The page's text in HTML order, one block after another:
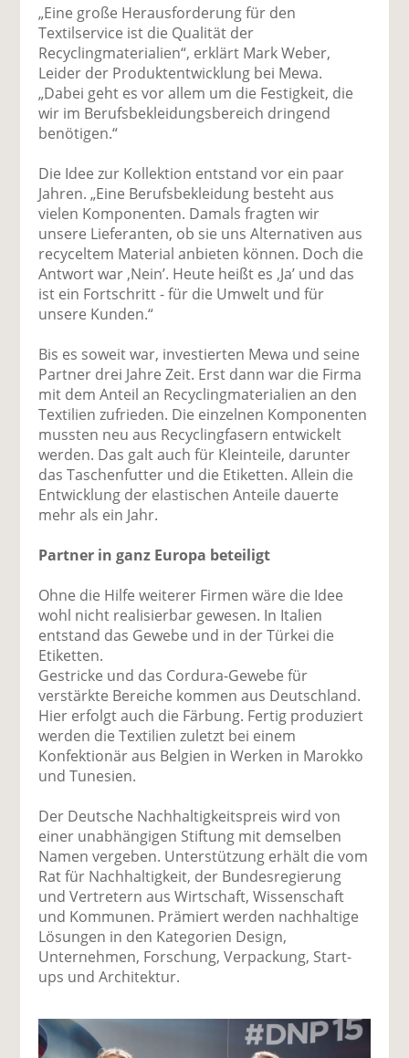
„Eine große Herausforderung für den
Textilservice ist die Qualität der
Recyclingmaterialien“, erklärt Mark Weber,
Leider der Produktentwicklung bei Mewa.
„Dabei geht es vor allem um die Festigkeit, die
wir im Berufsbekleidungsbereich dringend
benötigen.“
Die Idee zur Kollektion entstand vor ein paar
Jahren. „Eine Berufsbekleidung besteht aus
vielen Komponenten. Damals fragten wir
unsere Lieferanten, ob sie uns Alternativen aus
recyceltem Material anbieten können. Doch die
Antwort war ,Nein’. Heute heißt es ,Ja’ und das
ist ein Fortschritt - für die Umwelt und für
unsere Kunden.“
Bis es soweit war, investierten Mewa und seine
Partner drei Jahre Zeit. Erst dann war die Firma
mit dem Anteil an Recyclingmaterialien an den
Textilien zufrieden. Die einzelnen Komponenten
mussten neu aus Recyclingfasern entwickelt
werden. Das galt auch für Kleinteile, darunter
das Taschenfutter und die Etiketten. Allein die
Entwicklung der elastischen Anteile dauerte
mehr als ein Jahr.
Partner in ganz Europa beteiligt
Ohne die Hilfe weiterer Firmen wäre die Idee
wohl nicht realisierbar gewesen. In Italien
entstand das Gewebe und in der Türkei die
Etiketten.
Gestricke und das Cordura-Gewebe für
verstärkte Bereiche kommen aus Deutschland.
Hier erfolgt auch die Färbung. Fertig produziert
werden die Textilien zuletzt bei einem
Konfektionär aus Belgien in Werken in Marokko
und Tunesien.
Der Deutsche Nachhaltigkeitspreis wird von
einer unabhängigen Stiftung mit demselben
Namen vergeben. Unterstützung erhält die vom
Rat für Nachhaltigkeit, der Bundesregierung
und Vertretern aus Wirtschaft, Wissenschaft
und Kommunen. Prämiert werden nachhaltige
Lösungen in den Kategorien Design,
Unternehmen, Forschung, Verpackung, Start-
ups und Architektur.